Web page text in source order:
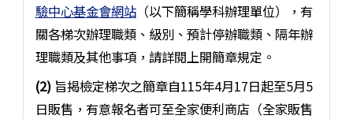
驗中心基金會網站（以下簡稱學科辦理單位），有
關各梯次辦理職類、級別、預計停辦職類、隔年辦
理職類及其他事項，請詳閱上開簡章規定。
(2)旨揭檢定梯次之簡章自115年4月17日起至5月5
日販售，有意報名者可至全家便利商店（全家販售